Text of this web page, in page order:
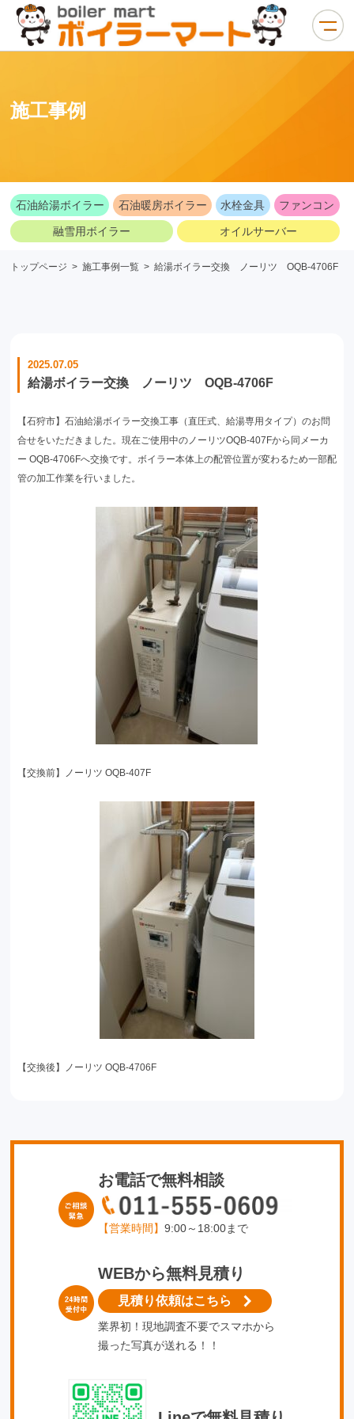
施工事例
石油給湯ボイラー 石油暖房ボイラー 水栓金具 ファンコン
融雪用ボイラー オイルサーバー
トップページ > 施工事例一覧 > 給湯ボイラー交換 ノーリツ OQB-4706F
2025.07.05
給湯ボイラー交換 ノーリツ OQB-4706F
【石狩市】石油給湯ボイラー交換工事（直圧式、給湯専用タイプ）のお問
合せをいただきました。現在ご使用中のノーリツOQB-407Fから同メーカ
ー OQB-4706Fへ交換です。ボイラー本体上の配管位置が変わるため一部配
管の加工作業を行いました。
【交換前】ノーリツ OQB-407F
【交換後】ノーリツ OQB-4706F
お電話で無料相談
【営業時間】 9:00～18:00まで
WEBから無料見積り
見積り依頼はこちら
業界初！現地調査不要でスマホから
撮った写真が送れる！！